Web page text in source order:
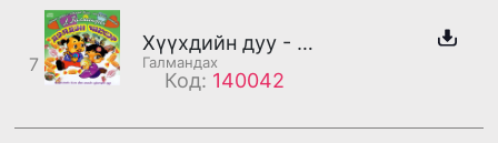
7
Хүүхдийн дуу - Бодлын хөөрхөн бойтог
Галмандах
Код: 140042